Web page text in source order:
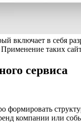
включает в себя
таких
сервиса
компании или